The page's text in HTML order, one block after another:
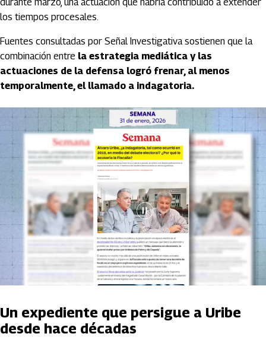
los tiempos procesales.
Fuentes consultadas por Señal Investigativa sostienen que la
combinación entre la estrategia mediática y las
actuaciones de la defensa logró frenar, al menos
temporalmente, el llamado a indagatoria.
Un expediente que persigue a Uribe
desde hace décadas